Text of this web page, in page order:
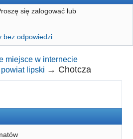
się zalogować lub
bez odpowiedzi
miejsce w internecie
powiat lipski → Chotcza